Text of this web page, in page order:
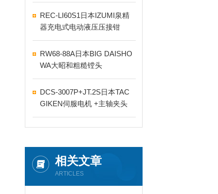
REC-LI60S1日本IZUMI泉精
器充电式电动液压压接钳
RW68-88A日本BIG DAISHO
WA大昭和粗糙镗头
DCS-3007P+JT.2S日本TAC
GIKEN伺服电机 +主轴夹头
相关文章
ARTICLES